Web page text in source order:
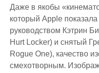
Даже в якобы
который Apple
руководством Кэтрин
Hurt Locker) и снятый
Rogue One), качество
смехотворным.